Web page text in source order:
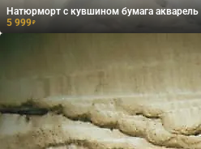
Натюрморт с кувшином бумага акварель
5 999₽